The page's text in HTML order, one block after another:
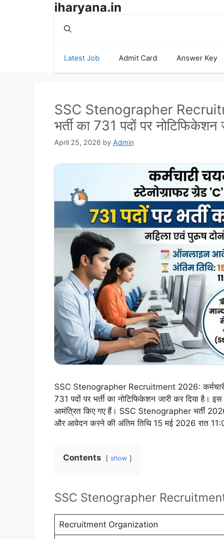
iharyana.in
Latest Job Admit Card Answer Key
SSC Stenographer
भर्ती का 731 पदों पर नोटिफिकेशन
April 25, 2026 by Admin
SSC Stenographer Recruitment 2026:
731 पदों पर भर्ती का नोटिफिकेशन जारी कर दिया है।
आमंत्रित किए गए हैं। SSC Stenographer भर्ती
और आवेदन करने की अंतिम तिथि 15 मई 2026 रात
Contents show
SSC Stenographer
Recruitment Organization